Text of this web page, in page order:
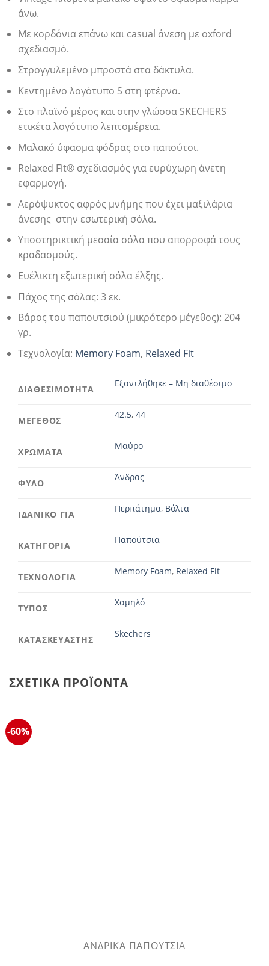
άνω.
Με κορδόνια επάνω και casual άνεση με oxford
σχεδιασμό.
Στρογγυλεμένο μπροστά στα δάκτυλα.
Κεντημένο λογότυπο S στη φτέρνα.
Στο πλαϊνό μέρος και στην γλώσσα SKECHERS
ετικέτα λογότυπο λεπτομέρεια.
Μαλακό ύφασμα φόδρας στο παπούτσι.
Relaxed Fit® σχεδιασμός για ευρύχωρη άνετη
εφαρμογή.
Αερόψυκτος αφρός μνήμης που έχει μαξιλάρια
άνεσης στην εσωτερική σόλα.
Υποστηρικτική μεσαία σόλα που απορροφά τους
κραδασμούς.
Ευέλικτη εξωτερική σόλα έλξης.
Πάχος της σόλας: 3 εκ.
Βάρος του παπουτσιού (μικρότερο μέγεθος): 204
γρ.
Τεχνολογία: Memory Foam, Relaxed Fit
ΔΙΑΘΕΣΙΜΟΤΗΤΑ
Εξαντλήθηκε – Μη διαθέσιμο
ΜΕΓΕΘΟΣ
42.5,44
ΧΡΩΜΑΤΑ
Μαύρο
ΦΥΛΟ
Άνδρας
ΙΔΑΝΙΚΟ ΓΙΑ
Περπάτημα, Βόλτα
ΚΑΤΗΓΟΡΙΑ
Παπούτσια
ΤΕΧΝΟΛΟΓΙΑ
Memory Foam, Relaxed Fit
ΤΥΠΟΣ
Χαμηλό
ΚΑΤΑΣΚΕΥΑΣΤΗΣ
Skechers
ΣΧΕΤΙΚΆ ΠΡΟΪΌΝΤΑ
-60%
ΑΝΔΡΙΚΆ ΠΑΠΟΎΤΣΙΑ